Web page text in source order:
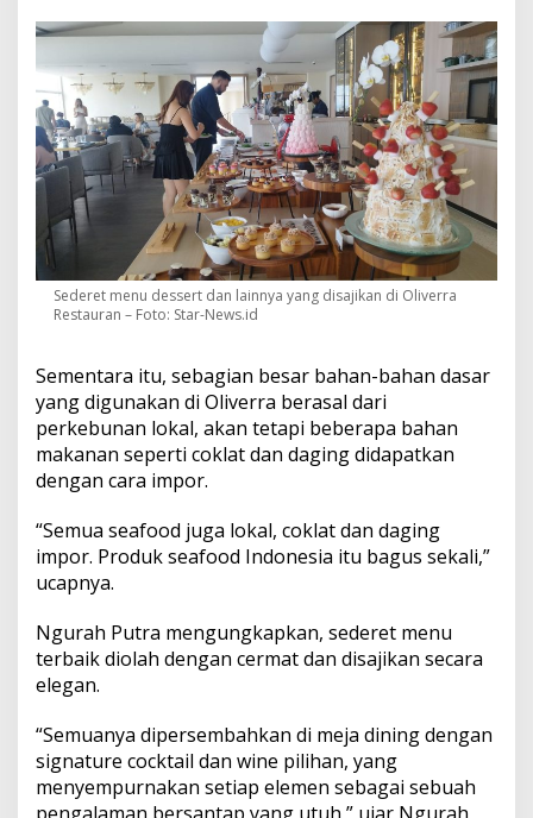
t
i
Sederet menu dessert dan lainnya yang disajikan di Oliverra
Restauran – Foto: Star-News.id
Sementara itu, sebagian besar bahan-bahan dasar
yang digunakan di Oliverra berasal dari
perkebunan lokal, akan tetapi beberapa bahan
makanan seperti coklat dan daging didapatkan
dengan cara impor.
“Semua seafood juga lokal, coklat dan daging
impor. Produk seafood Indonesia itu bagus sekali,”
ucapnya.
Ngurah Putra mengungkapkan, sederet menu
terbaik diolah dengan cermat dan disajikan secara
elegan.
“Semuanya dipersembahkan di meja dining dengan
signature cocktail dan wine pilihan, yang
menyempurnakan setiap elemen sebagai sebuah